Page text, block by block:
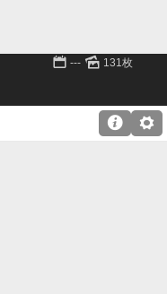
📅 --- 🌄 131枚
⚙
